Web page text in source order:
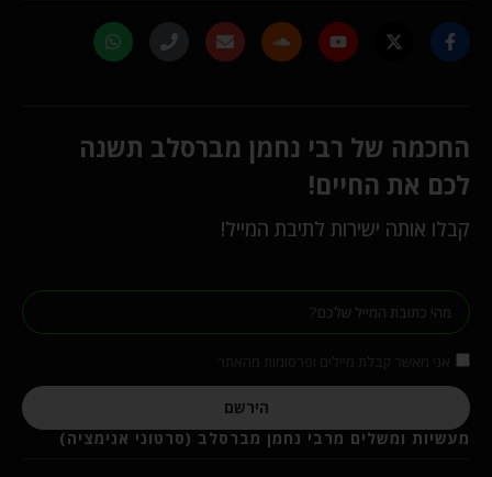
החכמה של רבי נחמן מברסלב תשנה
לכם את החיים!
קבלו אותה ישירות לתיבת המייל!
הירשם
מעשיות ומשלים מרבי נחמן מברסלב (סרטוני אנימציה)